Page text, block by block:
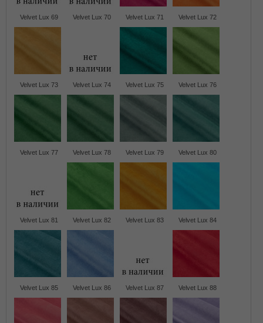
Velvet Lux 69 Velvet Lux 70 Velvet Lux 71 Velvet Lux 72
Velvet Lux 73 Velvet Lux 74 Velvet Lux 75 Velvet Lux 76
Velvet Lux 77 Velvet Lux 78 Velvet Lux 79 Velvet Lux 80
Velvet Lux 81 Velvet Lux 82 Velvet Lux 83 Velvet Lux 84
Velvet Lux 85 Velvet Lux 86 Velvet Lux 87 Velvet Lux 88